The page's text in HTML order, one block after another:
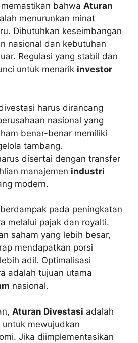
bahwa Aturan
menurunkan minat
Dibutuhkan keseimbangan
nasional dan kebutuhan
Regulasi yang stabil dan
untuk menarik investor
harus dirancang
nasional yang
benar-benar memiliki
tambang.
disertai dengan transfer
manajemen industri
modern.
pada peningkatan
melalui pajak dan royalti.
saham yang lebih besar,
mendapatkan porsi
adil. Optimalisasi
adalah tujuan utama
nasional.
Aturan Divestasi adalah
mewujudkan
Jika diimplementasikan